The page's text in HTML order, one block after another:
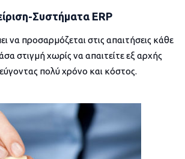
Συστήματα ERP
να προσαρμόζεται στις απαιτήσεις κάθε
στιγμή χωρίς να απαιτείτε εξ αρχής
πολύ χρόνο και κόστος.